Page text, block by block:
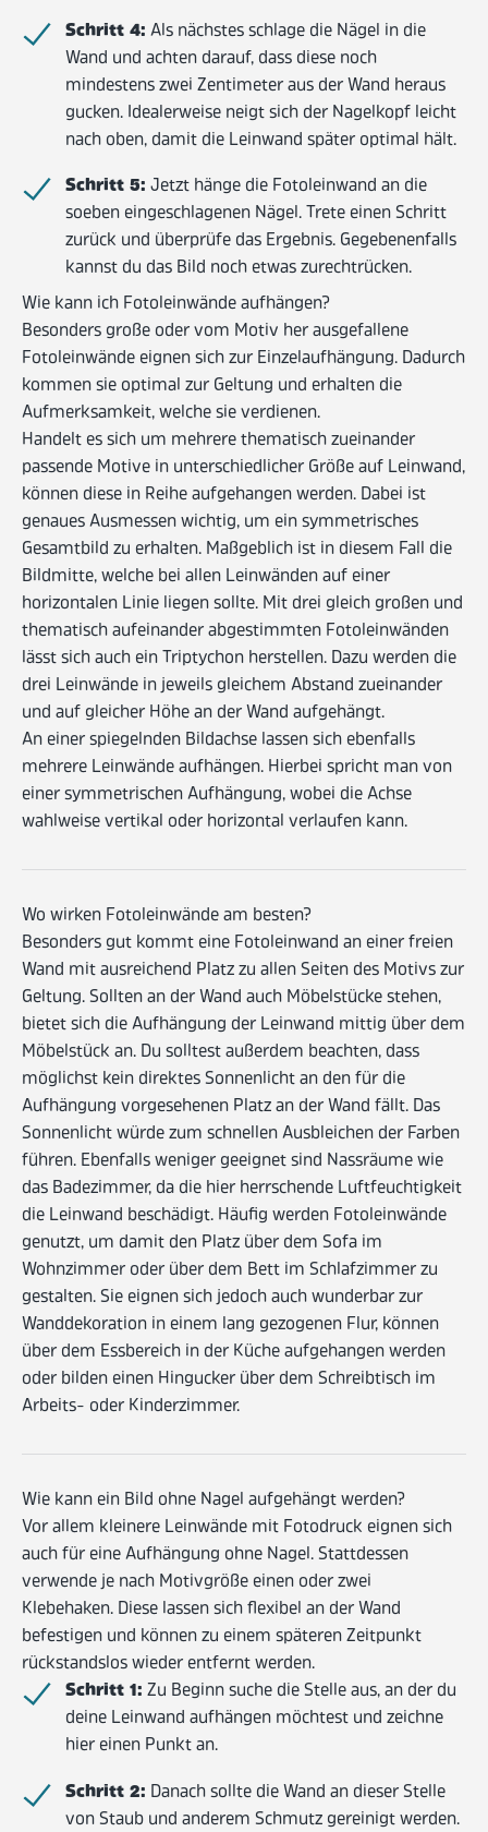
Schritt 4: Als nächstes schlage die Nägel in die
Wand und achten darauf, dass diese noch
mindestens zwei Zentimeter aus der Wand heraus
gucken. Idealerweise neigt sich der Nagelkopf leicht
nach oben, damit die Leinwand später optimal hält.
Schritt 5: Jetzt hänge die Fotoleinwand an die
soeben eingeschlagenen Nägel. Trete einen Schritt
zurück und überprüfe das Ergebnis. Gegebenenfalls
kannst du das Bild noch etwas zurechtrücken.
Wie kann ich Fotoleinwände aufhängen?
Besonders große oder vom Motiv her ausgefallene
Fotoleinwände eignen sich zur Einzelaufhängung. Dadurch
kommen sie optimal zur Geltung und erhalten die
Aufmerksamkeit, welche sie verdienen.
Handelt es sich um mehrere thematisch zueinander
passende Motive in unterschiedlicher Größe auf Leinwand,
können diese in Reihe aufgehangen werden. Dabei ist
genaues Ausmessen wichtig, um ein symmetrisches
Gesamtbild zu erhalten. Maßgeblich ist in diesem Fall die
Bildmitte, welche bei allen Leinwänden auf einer
horizontalen Linie liegen sollte. Mit drei gleich großen und
thematisch aufeinander abgestimmten Fotoleinwänden
lässt sich auch ein Triptychon herstellen. Dazu werden die
drei Leinwände in jeweils gleichem Abstand zueinander
und auf gleicher Höhe an der Wand aufgehängt.
An einer spiegelnden Bildachse lassen sich ebenfalls
mehrere Leinwände aufhängen. Hierbei spricht man von
einer symmetrischen Aufhängung, wobei die Achse
wahlweise vertikal oder horizontal verlaufen kann.
Wo wirken Fotoleinwände am besten?
Besonders gut kommt eine Fotoleinwand an einer freien
Wand mit ausreichend Platz zu allen Seiten des Motivs zur
Geltung. Sollten an der Wand auch Möbelstücke stehen,
bietet sich die Aufhängung der Leinwand mittig über dem
Möbelstück an. Du solltest außerdem beachten, dass
möglichst kein direktes Sonnenlicht an den für die
Aufhängung vorgesehenen Platz an der Wand fällt. Das
Sonnenlicht würde zum schnellen Ausbleichen der Farben
führen. Ebenfalls weniger geeignet sind Nassräume wie
das Badezimmer, da die hier herrschende Luftfeuchtigkeit
die Leinwand beschädigt. Häufig werden Fotoleinwände
genutzt, um damit den Platz über dem Sofa im
Wohnzimmer oder über dem Bett im Schlafzimmer zu
gestalten. Sie eignen sich jedoch auch wunderbar zur
Wanddekoration in einem lang gezogenen Flur, können
über dem Essbereich in der Küche aufgehangen werden
oder bilden einen Hingucker über dem Schreibtisch im
Arbeits- oder Kinderzimmer.
Wie kann ein Bild ohne Nagel aufgehängt werden?
Vor allem kleinere Leinwände mit Fotodruck eignen sich
auch für eine Aufhängung ohne Nagel. Stattdessen
verwende je nach Motivgröße einen oder zwei
Klebehaken. Diese lassen sich flexibel an der Wand
befestigen und können zu einem späteren Zeitpunkt
rückstandslos wieder entfernt werden.
Schritt 1: Zu Beginn suche die Stelle aus, an der du
deine Leinwand aufhängen möchtest und zeichne
hier einen Punkt an.
Schritt 2: Danach sollte die Wand an dieser Stelle
von Staub und anderem Schmutz gereinigt werden.